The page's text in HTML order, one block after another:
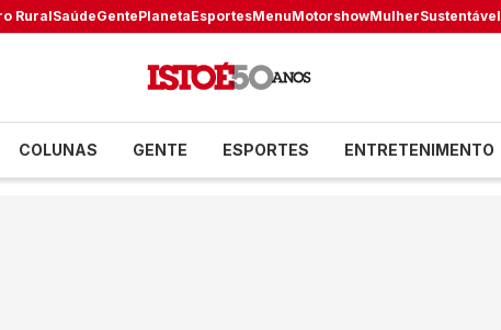
RuralSaúdeGentePlanetaEsportesMenuMotorshowMulherSustentável
COLUNAS GENTE ESPORTES ENTRETENIMENTO